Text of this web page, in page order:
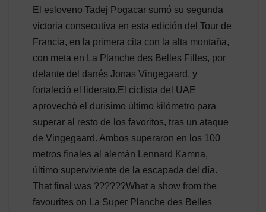
El esloveno Tadej Pogacar sumó su segunda
victoria consecutiva en esta edición del Tour de
Francia, en la primera cita con la alta montaña,
con meta en La Planche des Belles Filles, por
delante del danés Jonas Vingegaard, y
fortaleció el liderato.El ciclista del UAE
aprovechó el durísimo último kilómetro para
superar al resto de los favoritos, tras un ataque
de Vingegaard. Ambos superaron en los 100
metros finales al alemán Lennard Kamna,
último superviviente de la escapada del día.
That final was ??????What a show from the
favourites on La Super Planche des Belles